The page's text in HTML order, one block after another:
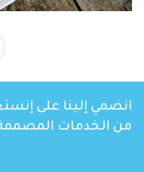
انضمي إلينا على
من الخدمات